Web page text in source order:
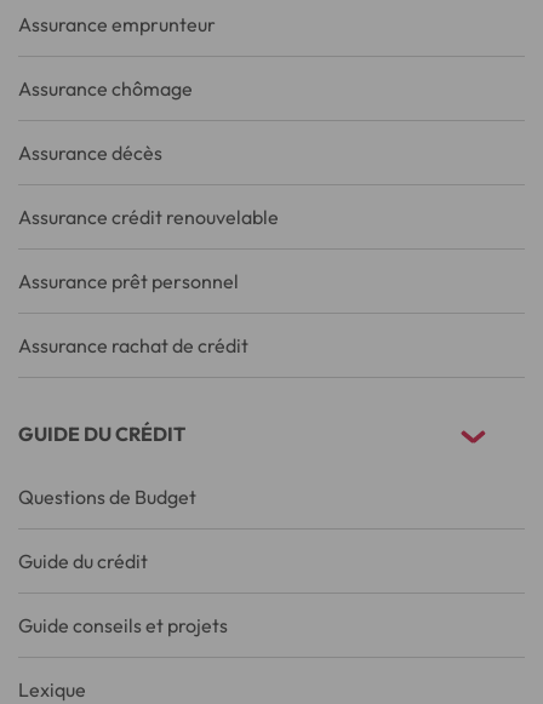
Assurance emprunteur
Assurance chômage
Assurance décès
Assurance crédit renouvelable
Assurance prêt personnel
Assurance rachat de crédit
GUIDE DU CRÉDIT
Questions de Budget
Guide du crédit
Guide conseils et projets
Lexique